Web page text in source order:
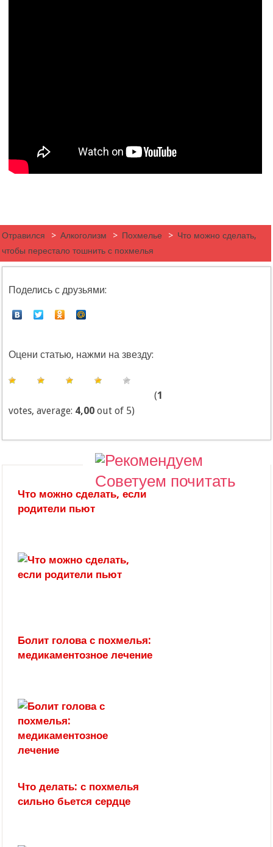
Отравился > Алкоголизм > Похмелье > Что можно сделать,
чтобы перестало тошнить с похмелья
Поделись с друзьями:
Оцени статью, нажми на звезду:
(1
votes, average: 4,00 out of 5)
Советуем почитать
Что можно сделать, если
родители пьют
Болит голова с похмелья:
медикаментозное лечение
Что делать: с похмелья
сильно бьется сердце